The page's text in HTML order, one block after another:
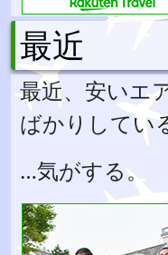
最近
最近、安いエ
ばかりしてい
…気がする。